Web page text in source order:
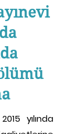
yılında